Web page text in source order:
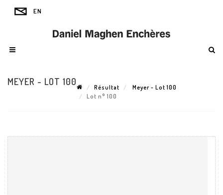
MEYER - LOT 100
Résultat
Meyer - Lot 100
Lot n° 100